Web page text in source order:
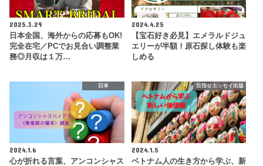
2025.3.29
日本全国、海外からの応募もOK!
完全在宅／PCでお見合い調整業
務◎月収は１万…
2024.4.25
【宝石好き必見】エメラルドジュ
エリーが半額！原石探し体験も楽
しめる
日本
2024.1.6
心が折れる言葉、アンコンシャス
目指せエッセイ出版
2024.1.5
ベトナム人の生き方から学ぶ、新